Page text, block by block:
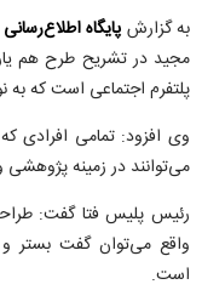
به گزارش پایگاه
مجید در تشریح طرح هم
پلتفرم اجتماعی است که به
وی افزود: تمامی افرادی
می‌توانند در زمینه پژوهشی
رئیس پلیس فتا گفت:
واقع می‌توان گفت بستر و
است.